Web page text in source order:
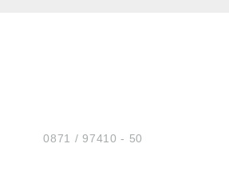
Tel.:0871 / 97410 - 50